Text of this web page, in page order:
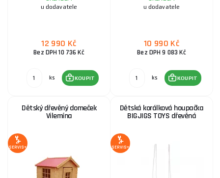
u dodavatele
12 990 Kč
Bez DPH 10 736 Kč
ks KOUPIT
u dodavatele
10 990 Kč
Bez DPH 9 083 Kč
ks KOUPIT
Dětský dřevěný domeček
Vilemína
SERVIS+
Dětská korálková houpačka
BIGJIGS TOYS dřevěná
SERVIS+